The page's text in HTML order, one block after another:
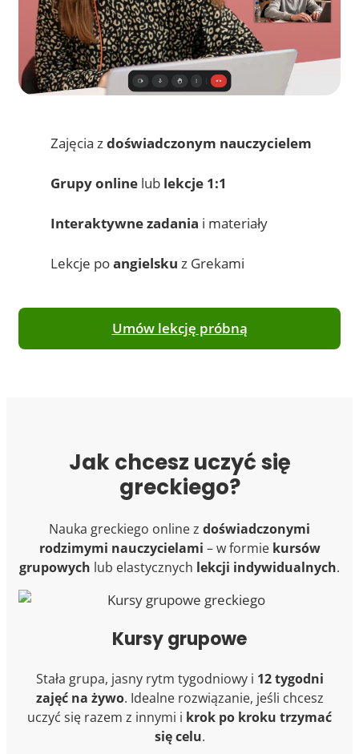
Zajęcia zdoświadczonym nauczycielem
Grupy online lub lekcje 1:1
Interaktywne zadania i materiały
Lekcje poangielsku z Grekami
Umów lekcję próbną
Jak chcesz uczyć się
greckiego?
Nauka greckiego online z doświadczonymi
rodzimymi nauczycielami – w formie kursów
grupowych lub elastycznych lekcji indywidualnych.
Kursy grupowe
Stała grupa, jasny rytm tygodniowy i 12 tygodni
zajęć na żywo. Idealne rozwiązanie, jeśli chcesz
uczyć się razem z innymi i krok po kroku trzymać
się celu.